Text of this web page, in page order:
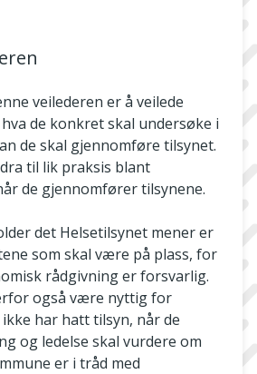
veilederen er å veilede
de konkret skal undersøke i
de skal gjennomføre tilsynet.
til lik praksis blant
de gjennomfører tilsynene.
det Helsetilsynet mener er
som skal være på plass, for
rådgivning er forsvarlig.
også være nyttig for
har hatt tilsyn, når de
og ledelse skal vurdere om
er i tråd med